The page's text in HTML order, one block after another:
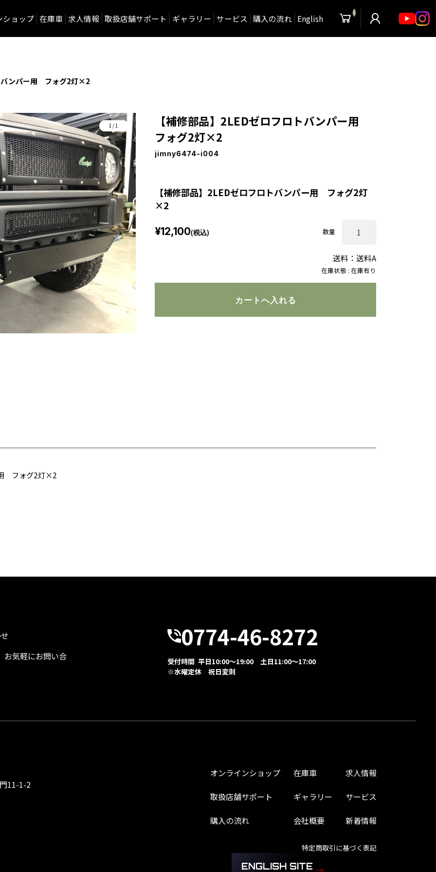
ショップ 在庫車 求人情報 取扱店舗サポート ギャラリー サービス 購入の流れ English
0
バンパー用 フォグ2灯×2
1/1
【補修部品】2LEDゼロフロトバンパー用
フォグ2灯×2
jimny6474-i004
【補修部品】2LEDゼロフロトバンパー用 フォグ2灯
×2
在庫状態 : 在庫有り
¥12,100(税込) 数量
送料：送料A
フォグ2灯×2
お気軽にお問い合
0774-46-8272
受付時間 平日10:00～19:00 土日11:00～17:00
※水曜定休 祝日変則
11-1-2
オンラインショップ 在庫車 求人情報
取扱店舗サポート ギャラリー サービス
購入の流れ 会社概要 新着情報
特定商取引に基づく表記
ENGLISH SITE